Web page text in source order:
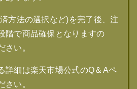
方法の選択など)を完了後、注
階で商品確保となりますの
さい。
詳細は楽天市場公式のQ＆Aペ
さい。